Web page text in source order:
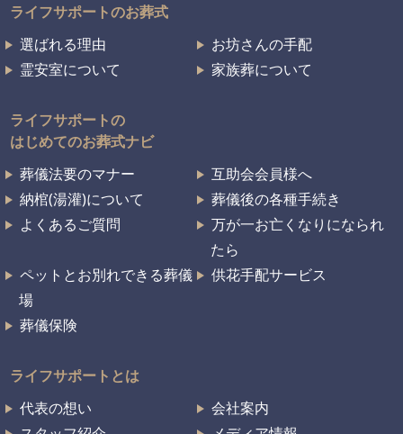
ライフサポートのお葬式
選ばれる理由
お坊さんの手配
霊安室について
家族葬について
ライフサポートの
はじめてのお葬式ナビ
葬儀法要のマナー
互助会会員様へ
納棺(湯灌)について
葬儀後の各種手続き
よくあるご質問
万が一お亡くなりになられ
たら
ペットとお別れできる葬儀
場
供花手配サービス
葬儀保険
ライフサポートとは
代表の想い
会社案内